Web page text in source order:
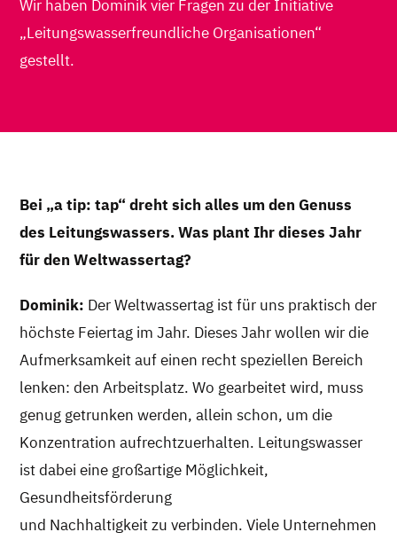
Wir haben Dominik vier Fragen zu der Initiative
„Leitungswasserfreundliche Organisationen“
gestellt.
Bei „a tip: tap“ dreht sich alles um den Genuss
des Leitungswassers. Was plant Ihr dieses Jahr
für den Weltwassertag?
Dominik: Der Weltwassertag ist für uns praktisch der
höchste Feiertag im Jahr. Dieses Jahr wollen wir die
Aufmerksamkeit auf einen recht speziellen Bereich
lenken: den Arbeitsplatz. Wo gearbeitet wird, muss
genug getrunken werden, allein schon, um die
Konzentration aufrechtzuerhalten. Leitungswasser
ist dabei eine großartige Möglichkeit,
Gesundheitsförderung
und Nachhaltigkeit zu verbinden. Viele Unternehmen